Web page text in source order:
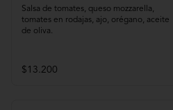
Salsa de tomates, queso mozzarella,
tomates en rodajas, ajo, orégano, aceite
de oliva.
$13.200